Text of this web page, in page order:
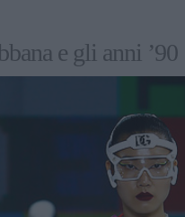
e gli anni ’90